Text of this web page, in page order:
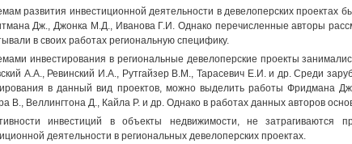
развития инвестиционной деятельности в девелоперских
Дж., Джонка М.Д., Иванова Г.И. Однако перечисленные авторы
в своих работах региональную специфику.
инвестирования в региональные девелоперские проекты
A.A., Ревинский И.А., Рутгайзер В.М., Тарасевич Е.И. и др. Среди
в данный вид проектов, можно выделить работы Фридмана
В., Веллингтона Д., Кайла Р. и др. Однако в работах данных авторов
инвестиций в объекты недвижимости, не затрагиваются
деятельности в региональных девелоперских проектах.